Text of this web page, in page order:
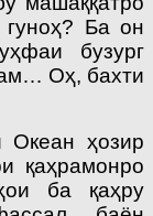
Ба он
бузург
Оҳ, бахти
Океан ҳозир
қаҳрамонро
ба қаҳру